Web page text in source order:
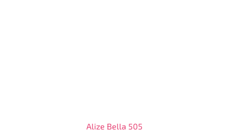
Alize Bella 505